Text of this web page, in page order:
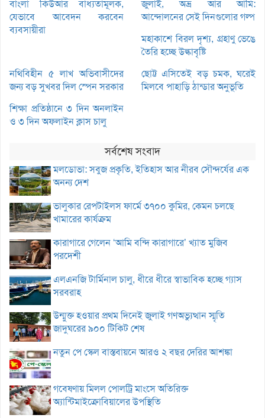
বাংলা কিউআর বাধ্যতামূলক,
যেভাবে আবেদন করবেন
ব্যবসায়ীরা
জুলাই, অভ্র আর আমি:
আন্দোলনের সেই দিনগুলোর গল্প
মহাকাশে বিরল দৃশ্য, গ্রহাণু ভেঙে
তৈরি হচ্ছে উল্কাবৃষ্টি
নথিবিহীন ৫ লাখ অভিবাসীদের
জন্য বড় সুখবর দিল স্পেন সরকার
ছোট্ট এসিতেই বড় চমক, ঘরেই
মিলবে পাহাড়ি ঠান্ডার অনুভূতি
শিক্ষা প্রতিষ্ঠানে ৩ দিন অনলাইন
ও ৩ দিন অফলাইন ক্লাস চালু
সর্বশেষ সংবাদ
মলডোভা: সবুজ প্রকৃতি, ইতিহাস আর নীরব সৌন্দর্যের এক
অনন্য দেশ
ভালুকার রেপটাইলস ফার্মে ৩৭০০ কুমির, কেমন চলছে
খামারের কার্যক্রম
কারাগারে গেলেন ‘আমি বন্দি কারাগারে’ খ্যাত মুজিব
পরদেশী
এলএনজি টার্মিনাল চালু, ধীরে ধীরে স্বাভাবিক হচ্ছে গ্যাস
সরবরাহ
উন্মুক্ত হওয়ার প্রথম দিনেই জুলাই গণঅভ্যুত্থান স্মৃতি
জাদুঘরের ৯০০ টিকিট শেষ
নতুন পে স্কেল বাস্তবায়নে আরও ২ বছর দেরির আশঙ্কা
গবেষণায় মিলল পোলট্রি মাংসে অতিরিক্ত
অ্যান্টিমাইক্রোবিয়ালের উপস্থিতি